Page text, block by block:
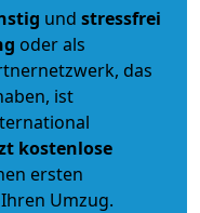
und stressfrei
oder als
das
ist
kostenlose
ersten
Umzug.